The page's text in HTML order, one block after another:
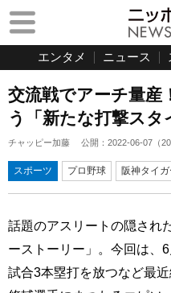
エンタメ ニュース
交流戦でアーチ量
う「新たな打撃スタ
チャッピー加藤 公開： 2022-06-07 （
スポーツ プロ野球 阪神タイガ
話題のアスリートの隠され
ーストーリー」。今回は、
試合3本塁打を放つなど最